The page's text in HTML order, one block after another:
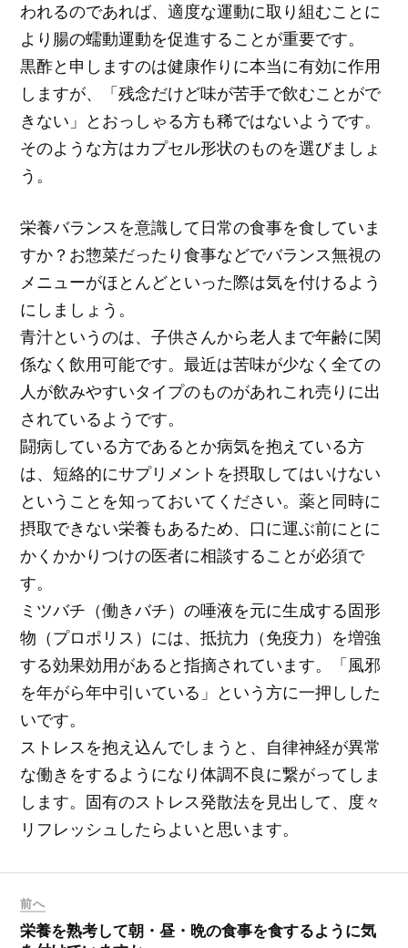
われるのであれば、適度な運動に取り組むことに
より腸の蠕動運動を促進することが重要です。
黒酢と申しますのは健康作りに本当に有効に作用
しますが、「残念だけど味が苦手で飲むことがで
きない」とおっしゃる方も稀ではないようです。
そのような方はカプセル形状のものを選びましょ
う。
栄養バランスを意識して日常の食事を食していま
すか？お惣菜だったり食事などでバランス無視の
メニューがほとんどといった際は気を付けるよう
にしましょう。
青汁というのは、子供さんから老人まで年齢に関
係なく飲用可能です。最近は苦味が少なく全ての
人が飲みやすいタイプのものがあれこれ売りに出
されているようです。
闘病している方であるとか病気を抱えている方
は、短絡的にサプリメントを摂取してはいけない
ということを知っておいてください。薬と同時に
摂取できない栄養もあるため、口に運ぶ前にとに
かくかかりつけの医者に相談することが必須で
す。
ミツバチ（働きバチ）の唾液を元に生成する固形
物（プロポリス）には、抵抗力（免疫力）を増強
する効果効用があると指摘されています。「風邪
を年がら年中引いている」という方に一押しした
いです。
ストレスを抱え込んでしまうと、自律神経が異常
な働きをするようになり体調不良に繋がってしま
します。固有のストレス発散法を見出して、度々
リフレッシュしたらよいと思います。
前へ
栄養を熟考して朝・昼・晩の食事を食するように気